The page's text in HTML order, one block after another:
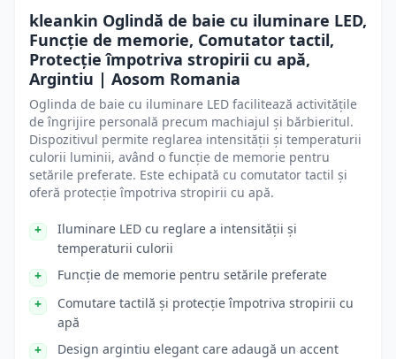
kleankin Oglindă de baie cu iluminare LED,
Funcție de memorie, Comutator tactil,
Protecție împotriva stropirii cu apă,
Argintiu | Aosom Romania
Oglinda de baie cu iluminare LED facilitează activitățile
de îngrijire personală precum machiajul și bărbieritul.
Dispozitivul permite reglarea intensității și temperaturii
culorii luminii, având o funcție de memorie pentru
setările preferate. Este echipată cu comutator tactil și
oferă protecție împotriva stropirii cu apă.
Iluminare LED cu reglare a intensității și
temperaturii culorii
Funcție de memorie pentru setările preferate
Comutare tactilă și protecție împotriva stropirii cu
apă
Design argintiu elegant care adaugă un accent